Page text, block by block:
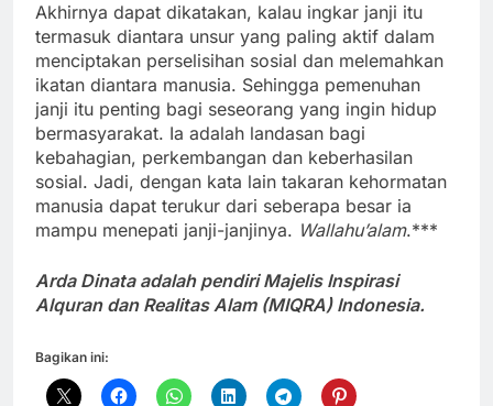
Akhirnya dapat dikatakan, kalau ingkar janji itu
termasuk diantara unsur yang paling aktif dalam
menciptakan perselisihan sosial dan melemahkan
ikatan diantara manusia. Sehingga pemenuhan
janji itu penting bagi seseorang yang ingin hidup
bermasyarakat. Ia adalah landasan bagi
kebahagian, perkembangan dan keberhasilan
sosial. Jadi, dengan kata lain takaran kehormatan
manusia dapat terukur dari seberapa besar ia
mampu menepati janji-janjinya. Wallahu’alam.***
Arda Dinata adalah pendiri Majelis Inspirasi
Alquran dan Realitas Alam (MIQRA) Indonesia.
Bagikan ini: